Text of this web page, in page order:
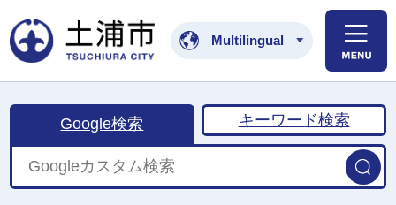
土浦市公式ホームペ
Multilingual
Google検索 キーワード検索